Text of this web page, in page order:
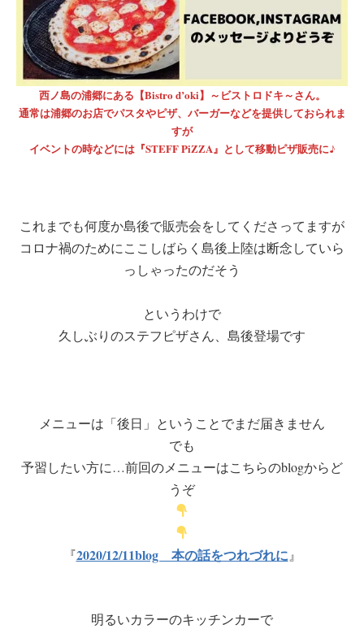
西ノ島の浦郷にある【Bistro d’oki】～ビストロドキ～さん。
通常は浦郷のお店でパスタやピザ、バーガーなどを提供しておられま
すが
イベントの時などには『STEFF PiZZA』として移動ピザ販売に♪
これまでも何度か島後で販売会をしてくださってますが
コロナ禍のためにここしばらく島後上陸は断念していら
っしゃったのだそう
というわけで
久しぶりのステフピザさん、島後登場です
メニューは「後日」ということでまだ届きません
でも
予習したい方に…前回のメニューはこちらのblogからど
うぞ
『2020/12/11blog 本の話をつれづれに 』
明るいカラーのキッチンカーで